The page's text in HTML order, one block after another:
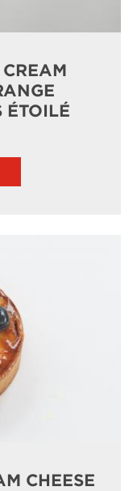
ÉTOILÉ
CHEESE